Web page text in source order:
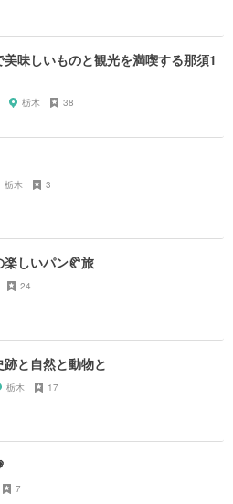
美味しいものと観光を満喫する那須1
栃木 38
栃木 3
しいパン🥐旅
24
と自然と動物と
栃木 17
7